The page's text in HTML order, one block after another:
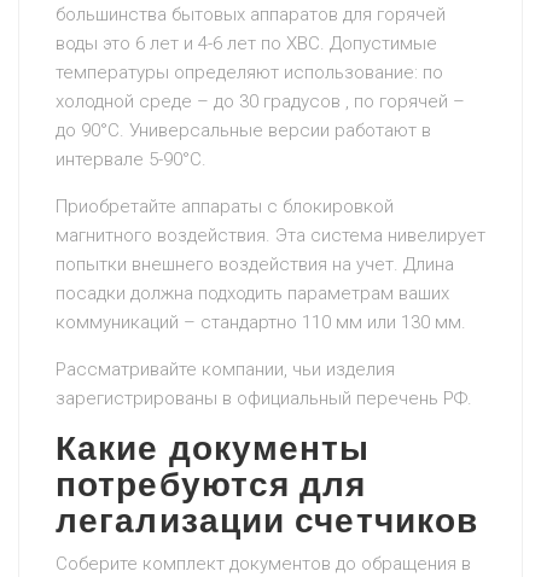
большинства бытовых аппаратов для горячей
воды это 6 лет и 4-6 лет по ХВС. Допустимые
температуры определяют использование: по
холодной среде – до 30 градусов , по горячей –
до 90°C. Универсальные версии работают в
интервале 5-90°C.
Приобретайте аппараты с блокировкой
магнитного воздействия. Эта система нивелирует
попытки внешнего воздействия на учет. Длина
посадки должна подходить параметрам ваших
коммуникаций – стандартно 110 мм или 130 мм.
Рассматривайте компании, чьи изделия
зарегистрированы в официальный перечень РФ.
Какие документы
потребуются для
легализации счетчиков
Соберите комплект документов до обращения в